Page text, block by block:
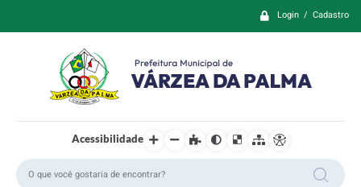
Login / Cadastro
Acessibilidade